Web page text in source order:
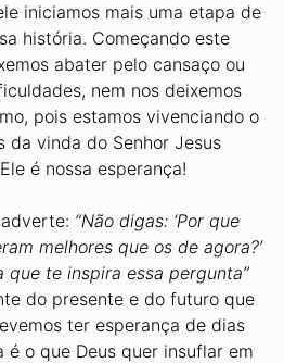
iniciamos mais uma etapa de
história. Começando este
abater pelo cansaço ou
nem nos deixemos
pois estamos vivenciando o
da vinda do Senhor Jesus
é nossa esperança!
“Não digas: ‘Por que
melhores que os de agora?’
que te inspira essa pergunta”
do presente e do futuro que
ter esperança de dias
é o que Deus quer insuflar em